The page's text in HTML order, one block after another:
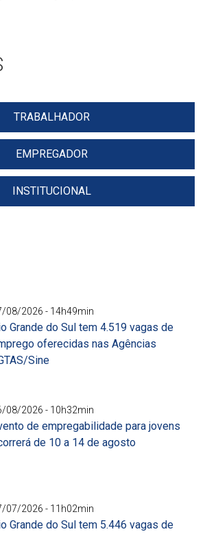
TRABALHADOR
EMPREGADOR
INSTITUCIONAL
08/2026 - 14h49min
Grande do Sul tem 4.519 vagas de
oferecidas nas Agências
Sine
08/2026 - 10h32min
de empregabilidade para jovens
de 10 a 14 de agosto
07/2026 - 11h02min
Grande do Sul tem 5.446 vagas de